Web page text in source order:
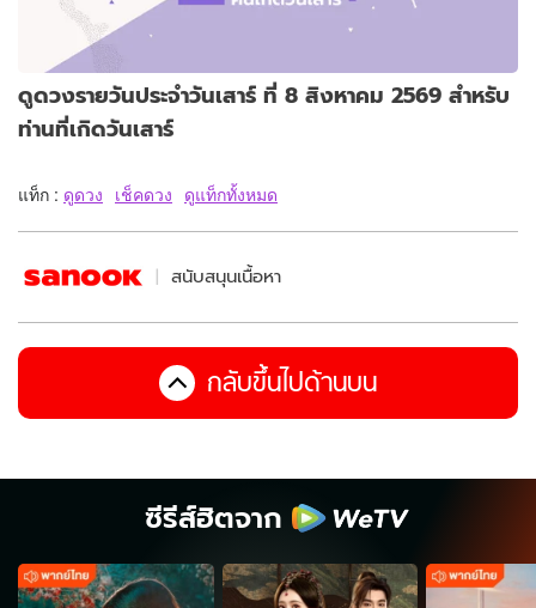
ดูดวงรายวันประจำวันเสาร์ ที่ 8 สิงหาคม 2569 สำหรับ
ท่านที่เกิดวันเสาร์
แท็ก : ดูดวง เช็คดวง ดูแท็กทั้งหมด
สนับสนุนเนื้อหา
กลับขึ้นไปด้านบน
ซีรีส์ฮิตจาก